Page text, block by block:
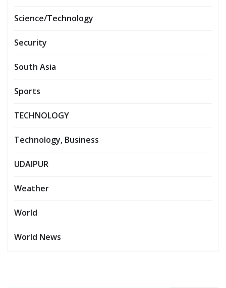
Science/Technology
Security
South Asia
Sports
TECHNOLOGY
Technology, Business
UDAIPUR
Weather
World
World News